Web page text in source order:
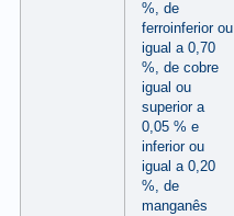
%, de
ferroinferior ou
igual a 0,70
%, de cobre
igual ou
superior a
0,05 % e
inferior ou
igual a 0,20
%, de
manganês